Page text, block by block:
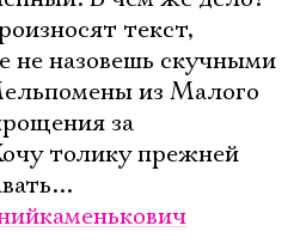
текст,
не назовешь скучными
из Малого
за
толику прежней